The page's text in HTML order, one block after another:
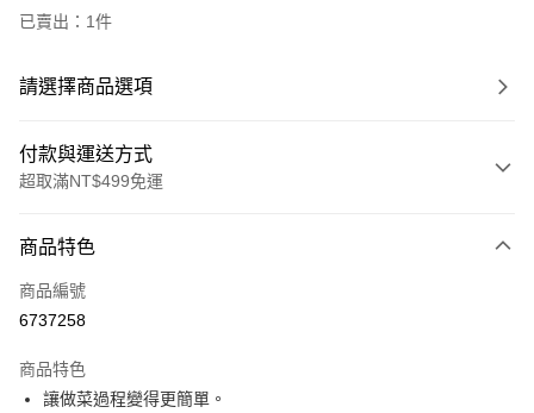
已賣出：1件
請選擇商品選項
付款與運送方式
超取滿NT$499免運
信用卡一次付款
超商取貨付款
Apple Pay
商品特色
商品編號
6737258
商品特色
讓做菜過程變得更簡單。